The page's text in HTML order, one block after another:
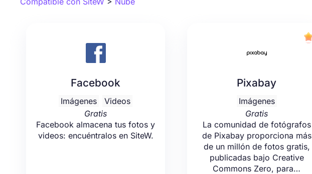
Facebook
Imágenes
Videos
Gratis
Facebook almacena tus fotos y
videos: encuéntralos en SiteW.
Pixabay
Imágenes
Gratis
La comunidad de fotógrafos
de Pixabay proporciona más
de un millón de fotos gratis,
publicadas bajo Creative
Commons Zero, para…